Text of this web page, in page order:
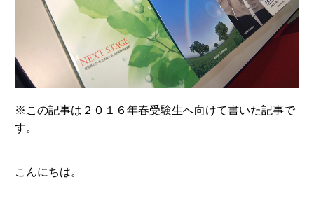
※この記事は２０１６年春受験生へ向けて書いた記事で
す。
こんにちは。